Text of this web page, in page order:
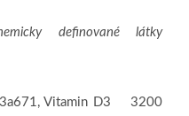
definované látky
3a671, Vitamin D3
3200